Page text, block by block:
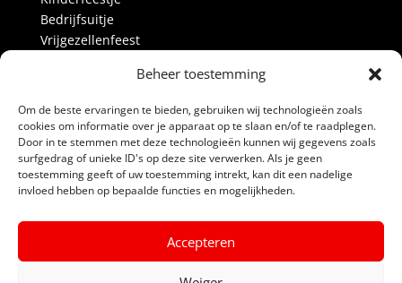
Beheer toestemming
Om de beste ervaringen te bieden, gebruiken wij technologieën zoals
cookies om informatie over je apparaat op te slaan en/of te raadplegen.
Door in te stemmen met deze technologieën kunnen wij gegevens zoals
surfgedrag of unieke ID's op deze site verwerken. Als je geen
toestemming geeft of uw toestemming intrekt, kan dit een nadelige
invloed hebben op bepaalde functies en mogelijkheden.
Accepteren
Bedrijfsuitje
Vrijgezellenfeest
Alle prijzen
Partners
Contact
Algemene voorwaarden
Privacyverklaring
Powerboat Scheveningen